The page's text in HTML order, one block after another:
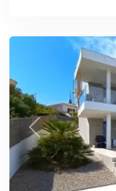
Poprzedni